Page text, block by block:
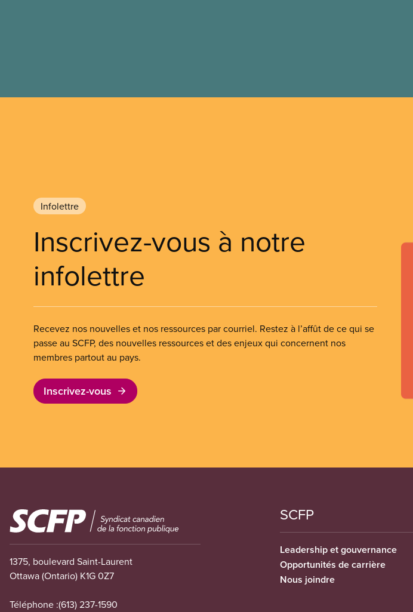
Infolettre
Inscrivez-vous à notre
infolettre
Recevez nos nouvelles et nos ressources par courriel. Restez à l’affût de ce qui se
passe au SCFP, des nouvelles ressources et des enjeux qui concernent nos
membres partout au pays.
Inscrivez-vous
Image
1375, boulevard Saint-Laurent
Ottawa (Ontario) K1G 0Z7
Téléphone :(613) 237-1590
SCFP
Leadership et gouvernance
Opportunités de carrière
Nous joindre